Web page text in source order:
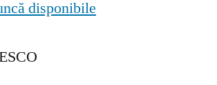
disponibile